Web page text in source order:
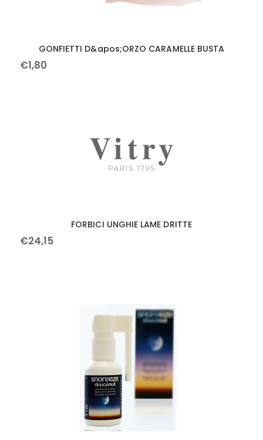
GONFIETTI D&apos;ORZO CARAMELLE BUSTA
€1,80
FORBICI UNGHIE LAME DRITTE
€24,15